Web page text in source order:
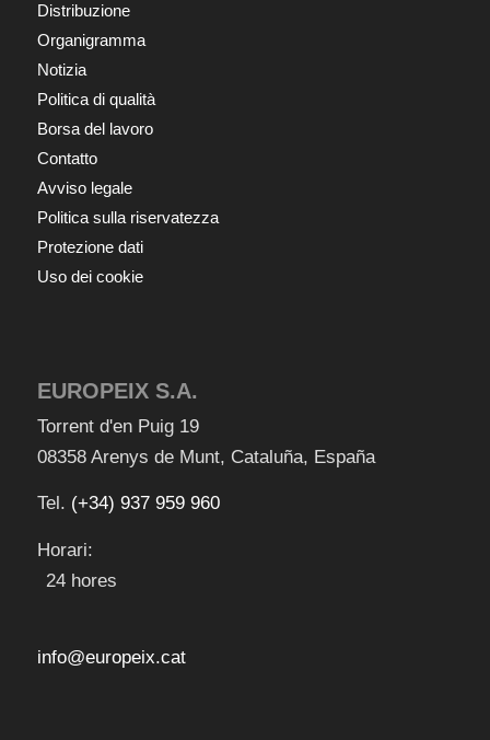
Distribuzione
Organigramma
Notizia
Politica di qualità
Borsa del lavoro
Contatto
Avviso legale
Politica sulla riservatezza
Protezione dati
Uso dei cookie
EUROPEIX S.A.
Torrent d'en Puig 19
08358 Arenys de Munt, Cataluña, España
Tel. (+34) 937 959 960
Horari:
24 hores
info@europeix.cat